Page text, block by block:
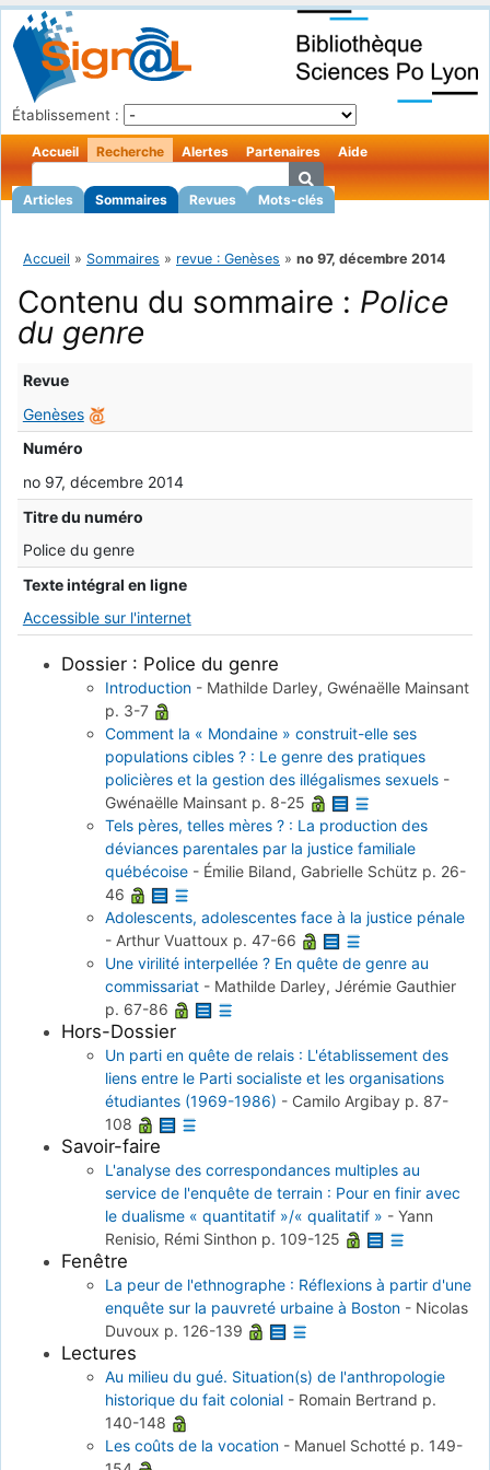
Établissement :
Accueil Recherche
Articles Sommaires Revues Mots-clés
Alertes Partenaires Aide
Accueil » Sommaires » revue : Genèses » no 97, décembre 2014
Contenu du sommaire : Police
du genre
Revue
Genèses
Numéro
no 97, décembre 2014
Titre du numéro
Police du genre
Texte intégral en ligne
Accessible sur l'internet
Dossier : Police du genre
Introduction - Mathilde Darley, Gwénaëlle Mainsant
p. 3-7
Comment la « Mondaine » construit-elle ses
populations cibles ? : Le genre des pratiques
policières et la gestion des illégalismes sexuels -
Gwénaëlle Mainsant p. 8-25
Tels pères, telles mères ? : La production des
déviances parentales par la justice familiale
québécoise - Émilie Biland, Gabrielle Schütz p. 26-
46
Adolescents, adolescentes face à la justice pénale
- Arthur Vuattoux p. 47-66
Une virilité interpellée ? En quête de genre au
commissariat - Mathilde Darley, Jérémie Gauthier
p. 67-86
Hors-Dossier
Un parti en quête de relais : L'établissement des
liens entre le Parti socialiste et les organisations
étudiantes (1969-1986) - Camilo Argibay p. 87-
108
Savoir-faire
L'analyse des correspondances multiples au
service de l'enquête de terrain : Pour en finir avec
le dualisme « quantitatif »/« qualitatif » - Yann
Renisio, Rémi Sinthon p. 109-125
Fenêtre
La peur de l'ethnographe : Réflexions à partir d'une
enquête sur la pauvreté urbaine à Boston - Nicolas
Duvoux p. 126-139
Lectures
Au milieu du gué. Situation(s) de l'anthropologie
historique du fait colonial - Romain Bertrand p.
140-148
Les coûts de la vocation - Manuel Schotté p. 149-